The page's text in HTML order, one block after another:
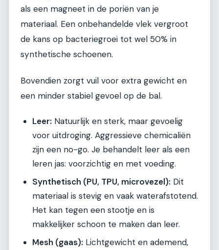
als een magneet in de poriën van je
materiaal. Een onbehandelde vlek vergroot
de kans op bacteriegroei tot wel 50% in
synthetische schoenen.
Bovendien zorgt vuil voor extra gewicht en
een minder stabiel gevoel op de bal.
Leer: Natuurlijk en sterk, maar gevoelig
voor uitdroging. Aggressieve chemicaliën
zijn een no-go. Je behandelt leer als een
leren jas: voorzichtig en met voeding.
Synthetisch (PU, TPU, microvezel): Dit
materiaal is stevig en vaak waterafstotend.
Het kan tegen een stootje en is
makkelijker schoon te maken dan leer.
Mesh (gaas): Lichtgewicht en ademend,